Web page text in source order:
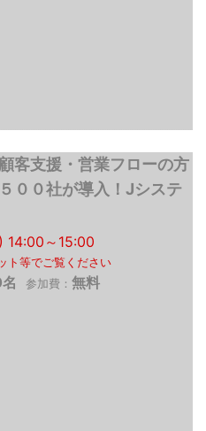
客支援・営業フローの方
００社が導入！Jシステ
14:00～15:00
ト等でご覧ください
参加費： 無料